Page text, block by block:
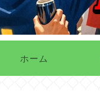
ホーム